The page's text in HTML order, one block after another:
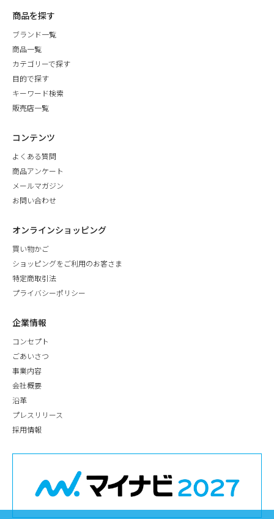
商品を探す
ブランド一覧
商品一覧
カテゴリーで探す
目的で探す
キーワード検索
販売店一覧
コンテンツ
よくある質問
商品アンケート
メールマガジン
お問い合わせ
オンラインショッピング
買い物かご
ショッピングをご利用のお客さま
特定商取引法
プライバシーポリシー
企業情報
コンセプト
ごあいさつ
事業内容
会社概要
沿革
プレスリリース
採用情報